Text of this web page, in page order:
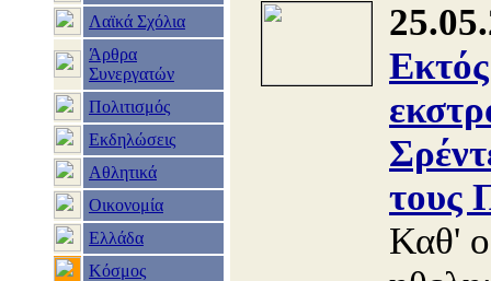
Λαϊκά Σχόλια
Άρθρα
Συνεργατών
Πολιτισμός
Εκδηλώσεις
Αθλητικά
Οικονομία
Ελλάδα
Κόσμος
τους
Καθ'